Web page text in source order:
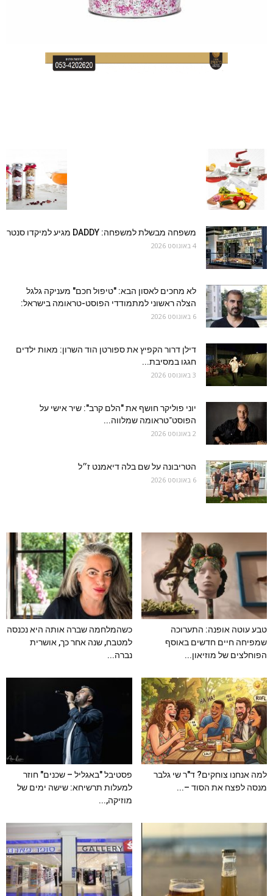
משפחה מבשלת למשפחה: DADDY מגיע למיקדו סנטר
4 באוגוסט 2026
לא מחכים לאסון הבא: "טיפול חכם" מעניקה גלגל
הצלה ראשוני למתמודדי הפוסט-טראומה בישראל:
6 באוגוסט 2026
דילן דרור הקפיץ את ספורטן הוד השרון: מאות ילדים
חגגו במסיבת...
3 באוגוסט 2026
יוני פוליקר חושף את "הלם קרב": שיר אישי על
הפוסט־טראומה שמלווה...
2 באוגוסט 2026
הטריבונה על שם בלה דיאמנט ז״ל
6 באוגוסט 2026
טבע עוטה אופנה: התערוכה
שמפיחה חיים חדשים באוסף
הפוחלצים של מוזיאון...
כשהמלחמה שברה אותה היא נכנסה
למטבח, שנה אחר כך, אושרית
נברה...
למה אנחנו צוחקים? ד"ר שי גלבר
מנסה לפצח את הסוד –...
פסטיבל "באגליל – שכנים" חוזר
למעלות תרשיחא: שישה ימים של
מוזיקה,...